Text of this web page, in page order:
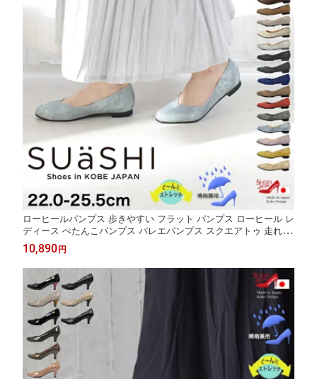
ローヒールパンプス 歩きやすい フラット パンプス ローヒール レ
ディース ぺたんこパンプス バレエパンプス スクエアトゥ 走れる
パンプス 痛くない 疲れにくい 幅広 走れる ゆったり フラットパ
ンプス フラットシューズ スアシ 黒 白 ブラウン 1.5cm SUaSHI
[FOO-AM-R1801]
10,890円